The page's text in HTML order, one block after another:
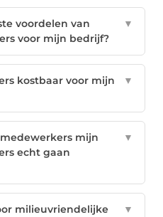
voordelen van
voor mijn bedrijf?
▼
kostbaar voor mijn
▼
mijn
echt gaan
▼
milieuvriendelijke
▼